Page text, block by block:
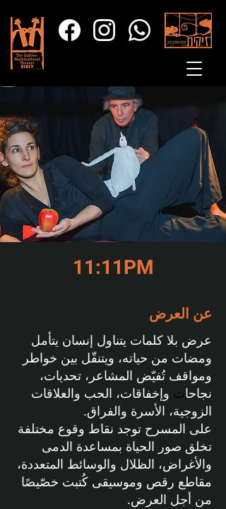
11:11PM
عن العرض
عرض بلا كلمات يتناول إنسان يتأمل
ومضات من حياته، ويتنقّل بين خواطر
ومواقف تُفيّض المشاعر، تحديات،
نجاحات وإخفاقات، الحب والعلاقات
الزوجية، الأسرة والفراق.
على المسرح توجد نقاط وقوع مختلفة
تخلق صور الحياة بمساعدة الدمى
والأغراض، الظلال والوسائط المتعددة،
مقاطع رقص وموسيقى كُتبت خصّيصًا
من أجل العرض.